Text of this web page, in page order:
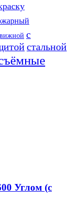
с
стальной
Углом (с